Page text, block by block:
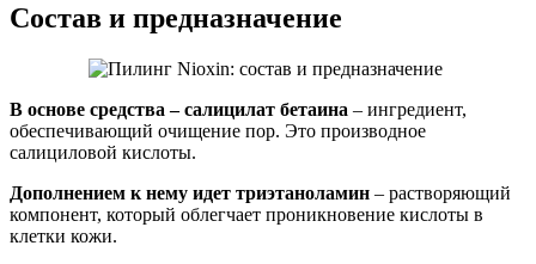
Состав и предназначение
В основе средства – салицилат бетаина – ингредиент,
обеспечивающий очищение пор. Это производное
салициловой кислоты.
Дополнением к нему идет триэтаноламин – растворяющий
компонент, который облегчает проникновение кислоты в
клетки кожи.